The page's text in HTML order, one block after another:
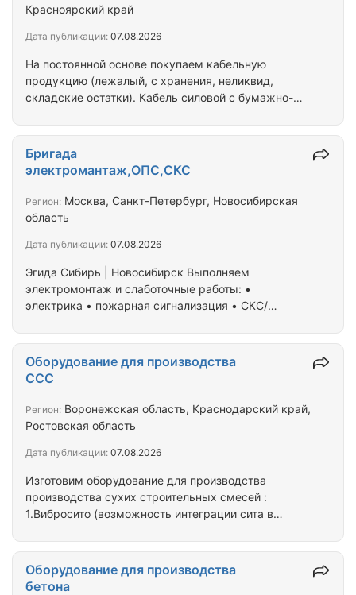
На постоянной основе покупаем кабельную
продукцию (лежалый, с хранения, неликвид,
складские остатки). Кабель силовой с бумажно-
изоляцией (ВВГ, ВВГнг, ВВГнг-LS, ВБбШв, ВБбШвнг,
ВБбШвнг-LS, АВВГ, АВБбШв и др.) Контрольный
кабель (КВВГ, КВВГнг, КВВГнг-LS, КВВГЭнг-LS,
КВБбШв, КВБбШвнг, КВБбШвнг-LS, АКВВГ и др.);
Кабель гибкий шланговый (КГ, КГ-ХЛ, КГЭШ,
провода (А, АС,…
Красноярский край
Дата публикации: 07.08.2026
Эгида Сибирь | Новосибирск Выполняем
электромонтаж и слаботочные работы: •
электрика • пожарная сигнализация • СКС/
Работаем от ИП, ответственно и без срывов
Бригада
электромантаж,ОПС,СКС
Регион: Москва, Санкт-Петербург, Новосибирская
область
Дата публикации: 07.08.2026
Изготовим оборудование для производства
производства сухих строительных смесей :
1.Вибросито (возможность интеграции сита в
ленточные, нория 4.Силосы для сырья 5.Дозаторы
6.Смеситель 7.Фасовка( затариватель в мешки или
Оборудование для производства
ССС
Регион: Воронежская область, Краснодарский край,
Ростовская область
Дата публикации: 07.08.2026
Оборудование для производства
бетона